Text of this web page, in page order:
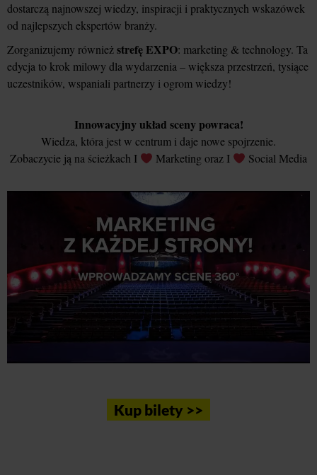
dostarczą najnowszej wiedzy, inspiracji i praktycznych wskazówek
od najlepszych ekspertów branży.
Zorganizujemy równieżstrefę EXPO: marketing & technology. Ta
edycja to krok milowy dla wydarzenia – większa przestrzeń, tysiące
uczestników, wspaniali partnerzy i ogrom wiedzy!
Innowacyjny układ sceny powraca!
Wiedza, która jest w centrum i daje nowe spojrzenie.
Zobaczycie ją na ścieżkach I
Marketing oraz I Social Media
Kup bilety >>